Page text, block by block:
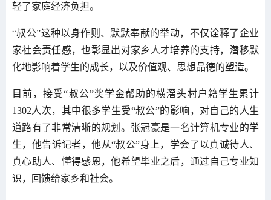
轻了家庭经济负担。
“叔公”这种以身作则、默默奉献的举动，不仅诠释了企业
家社会责任感，也彰显出对家乡人才培养的支持，潜移默
化地影响着学生的成长，以及价值观、思想品德的塑造。
目前，接受“叔公”奖学金帮助的横滘头村户籍学生累计
1302人次，其中很多学生受“叔公”的影响，对自己的人生
道路有了非常清晰的规划。张冠豪是一名计算机专业的学
生，他告诉记者，他从“叔公”身上，学会了以真诚待人、
真心助人、懂得感恩，他希望毕业之后，通过自己专业知
识，回馈给家乡和社会。